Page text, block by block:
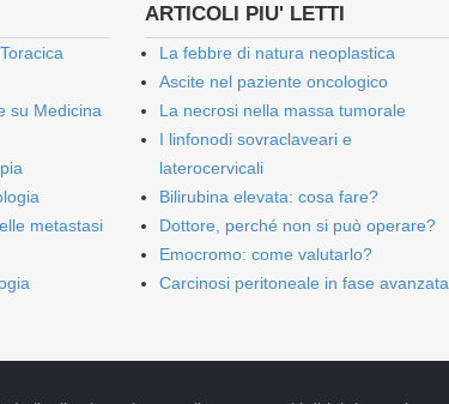
su Medicina
metastasi
ARTICOLI PIU' LETTI
La febbre di natura neoplastica
Ascite nel paziente oncologico
La necrosi nella massa tumorale
I linfonodi sovraclaveari e
laterocervicali
Bilirubina elevata: cosa fare?
Dottore, perché non si può operare?
Emocromo: come valutarlo?
Carcinosi peritoneale in fase avanzata